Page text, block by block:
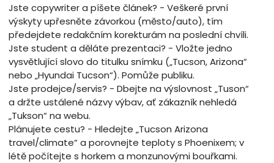
Jste copywriter a píšete článek? - Veškeré první
výskyty upřesněte závorkou (město/auto), tím
předejdete redakčním korekturám na poslední chvíli.
Jste student a děláte prezentaci? - Vložte jedno
vysvětlující slovo do titulku snímku („Tucson, Arizona“
nebo „Hyundai Tucson“). Pomůže publiku.
Jste prodejce/servis? - Dbejte na výslovnost „Tuson“
a držte ustálené názvy výbav, ať zákazník nehledá
„Tukson“ na webu.
Plánujete cestu? - Hledejte „Tucson Arizona
travel/climate“ a porovnejte teploty s Phoenixem; v
létě počítejte s horkem a monzunovými bouřkami.